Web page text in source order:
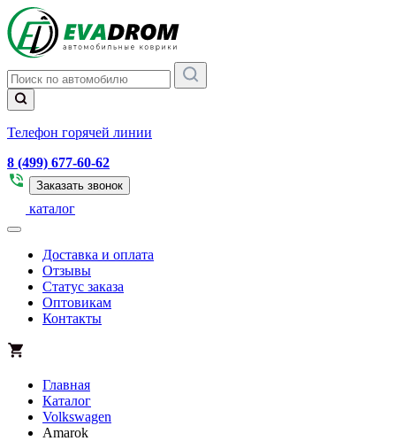
Телефон горячей линии
8 (499) 677-60-62
Заказать звонок
каталог
Доставка и оплата
Отзывы
Статус заказа
Оптовикам
Контакты
Главная
Каталог
Volkswagen
Amarok